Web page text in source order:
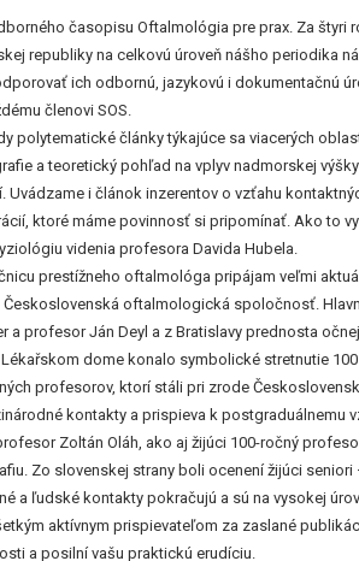
časopisu Oftalmológia pre prax. Za
republiky na celkovú úroveň nášho periodika
ich odbornú, jazykovú i dokumentačnú
členovi SOS.
polytematické články týkajúce sa viacerých
a teoretický pohľad na vplyv nadmorskej
Uvádzame i článok inzerentov o vzťahu
ktoré máme povinnosť si pripomínať. Ako to
videnia profesora Davida Hubela.
prestížneho oftalmológa pripájam veľmi
Československá oftalmologická spoločnosť.
a profesor Ján Deyl a z Bratislavy prednosta
Lékařskom dome konalo symbolické stretnutie
profesorov, ktorí stáli pri zrode
kontakty a prispieva k
Zoltán Oláh, ako aj žijúci 100-ročný
Zo slovenskej strany boli ocenení žijúci
a ľudské kontakty pokračujú a sú na vysokej
aktívnym prispievateľom za zaslané
a posilní vašu praktickú erudíciu.